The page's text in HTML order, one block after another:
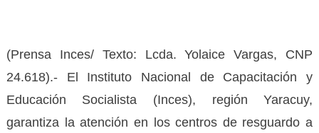
(Prensa Inces/ Texto: Lcda. Yolaice Vargas, CNP
24.618).- El Instituto Nacional de Capacitación y
Educación Socialista (Inces), región Yaracuy,
garantiza la atención en los centros de resguardo a